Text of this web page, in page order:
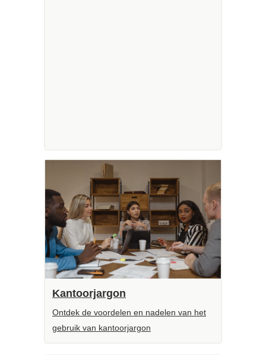
Kantoorjargon
Ontdek de voordelen en nadelen van het
gebruik van kantoorjargon